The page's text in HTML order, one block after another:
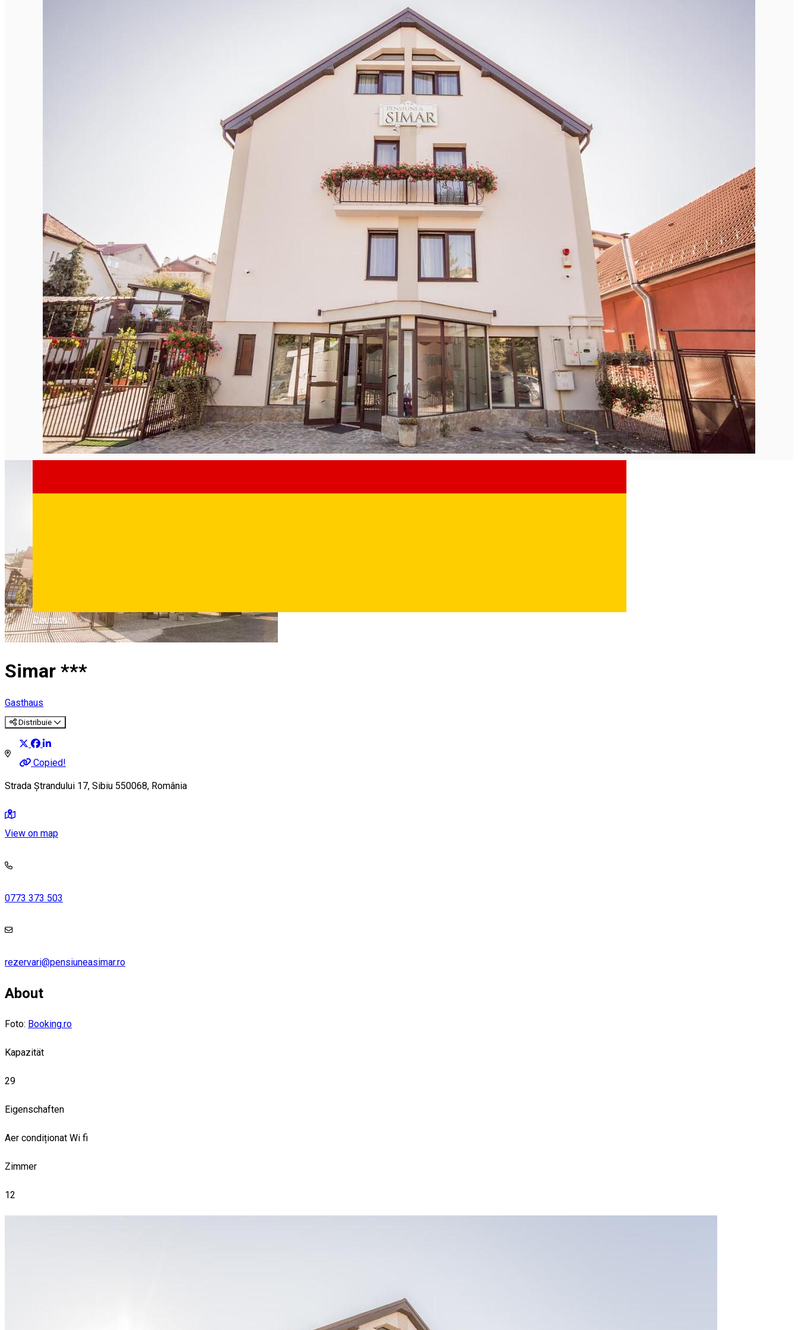
English
Deutsch
Simar ***
Gasthaus
Distribuie
Copied!
Strada Ștrandului 17, Sibiu 550068, România
View on map
0773 373 503
rezervari@pensiuneasimar.ro
About
Foto: Booking.ro
Kapazität
29
Eigenschaften
Aer condiționat Wi fi
Zimmer
12